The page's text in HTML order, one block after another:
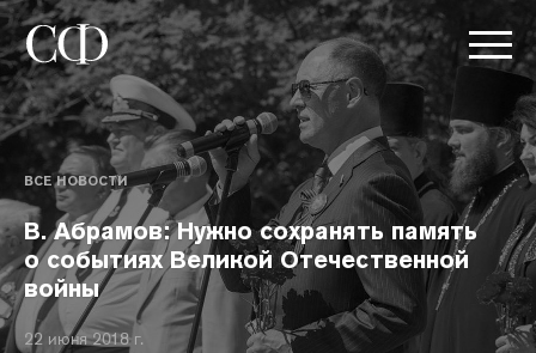
ВСЕ НОВОСТИ
В. Абрамов: Нужно сохранять память
о событиях Великой Отечественной
войны
22 июня 2018 г.